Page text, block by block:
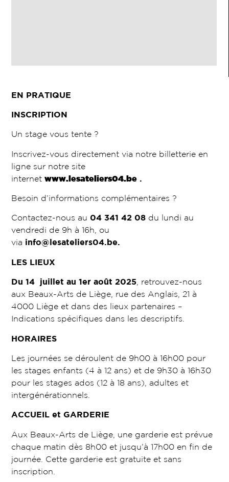
EN PRATIQUE
INSCRIPTION
Un stage vous tente ?
Inscrivez-vous directement via notre billetterie en
ligne sur notre site
internetwww.lesateliers04.be .
Besoin d’informations complémentaires ?
Contactez-nous au04 341 42 08 du lundi au
vendredi de 9h à 16h, ou
via info@lesateliers04.be.
LES LIEUX
Du 14 juillet au 1er août 2025 , retrouvez-nous
aux Beaux-Arts de Liège, rue des Anglais, 21 à
4000 Liège et dans des lieux partenaires –
Indications spécifiques dans les descriptifs.
HORAIRES
Les journées se déroulent de 9h00 à 16h00 pour
les stages enfants (4 à 12 ans) et de 9h30 à 16h30
pour les stages ados (12 à 18 ans), adultes et
intergénérationnels.
ACCUEIL et GARDERIE
Aux Beaux-Arts de Liège, une garderie est prévue
chaque matin dès 8h00 et jusqu’à 17h00 en fin de
journée. Cette garderie est gratuite et sans
inscription.